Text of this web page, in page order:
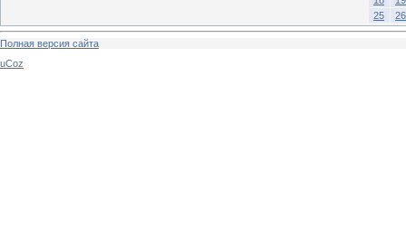
25
26
Полная версия сайта
uCoz